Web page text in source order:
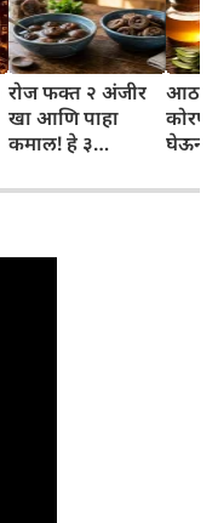
रोज फक्त २ अंजीर
खा आणि पाहा
कमाल! हे ३
तुम्हाला ठाऊक
घेऊन